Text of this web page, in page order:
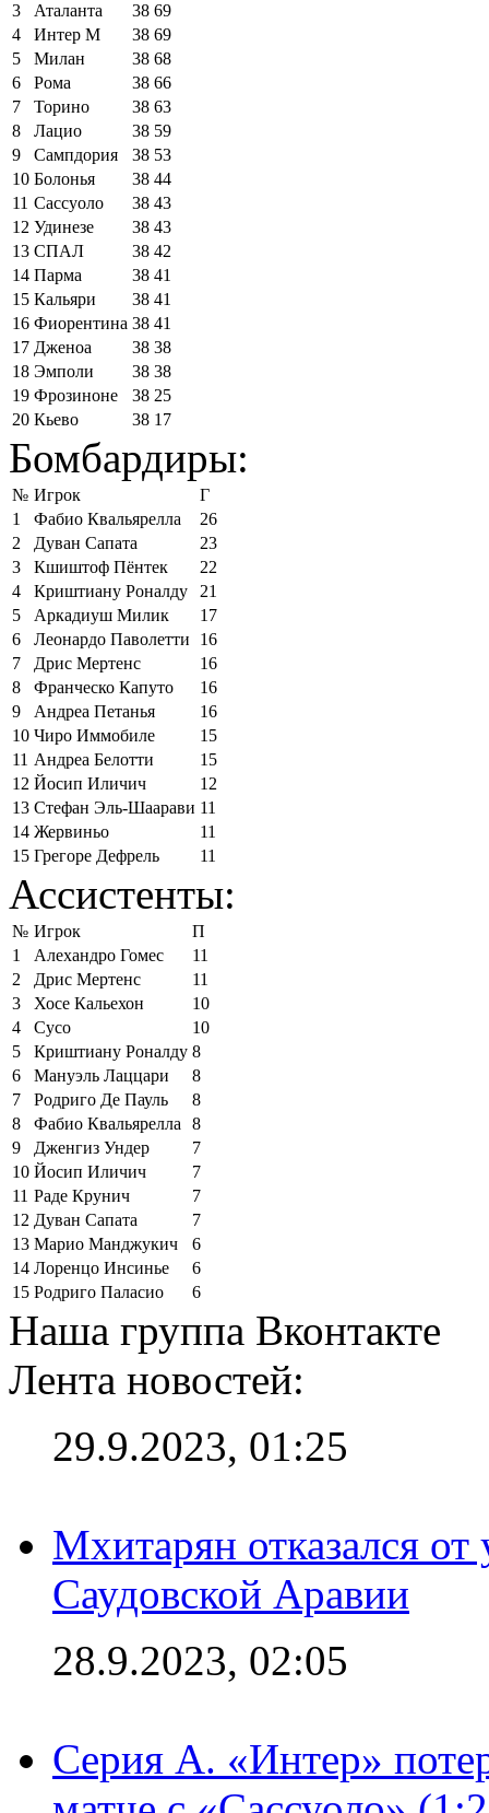
3
Аталанта 38 69
4
Интер М 38 69
5
Милан 38 68
6
Рома 38 66
7
Торино 38 63
8
Лацио 38 59
9
Сампдория 38 53
10 Болонья 38 44
11 Сассуоло 38 43
12 Удинезе 38 43
13 СПАЛ 38 42
14 Парма 38 41
15 Кальяри 38 41
16 Фиорентина 38 41
17 Дженоа 38 38
18 Эмполи 38 38
19 Фрозиноне 38 25
20 Кьево 38 17
Бомбардиры:
№ Игрок
Г
1
Фабио Квальярелла
26
2
Дуван Сапата
23
3
Кшиштоф Пёнтек
22
4
Криштиану Роналду
21
5
Аркадиуш Милик
17
6
Леонардо Паволетти
16
7
Дрис Мертенс
16
8
Франческо Капуто
16
9
Андреа Петанья
16
10 Чиро Иммобиле
15
11 Андреа Белотти
15
12 Йосип Иличич
12
13 Стефан Эль-Шаарави 11
14 Жервиньо
11
15 Грегоре Дефрель 11
Ассистенты:
№ Игрок
П
1
Алехандро Гомес
11
2
Дрис Мертенс
11
3
Хосе Кальехон
10
4
Сусо
10
5
Криштиану Роналду 8
6
Мануэль Лаццари
8
7
Родриго Де Пауль
8
8
Фабио Квальярелла
8
9
Дженгиз Ундер
7
10 Йосип Иличич
7
11 Раде Крунич
7
12 Дуван Сапата
7
13 Марио Манджукич
6
14 Лоренцо Инсинье
6
15 Родриго Паласио 6
Наша группа Вконтакте
Лента новостей:
29.9.2023, 01:25
Мхитарян отказался от
Саудовской Аравии
28.9.2023, 02:05
Серия А. «Интер»